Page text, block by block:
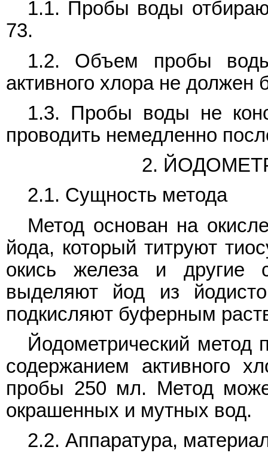
1.1. Пробы воды
73.
1.2. Объем пробы
активного хлора не
1.3. Пробы воды не
проводить немедленно
2.
2.1. Сущность метода
Метод основан на
йода, который титруют
окись железа и другие
выделяют йод из
подкисляют буферным
Йодометрический метод
содержанием активного
пробы 250 мл. Метод
окрашенных и мутных вод.
2.2. Аппаратура,